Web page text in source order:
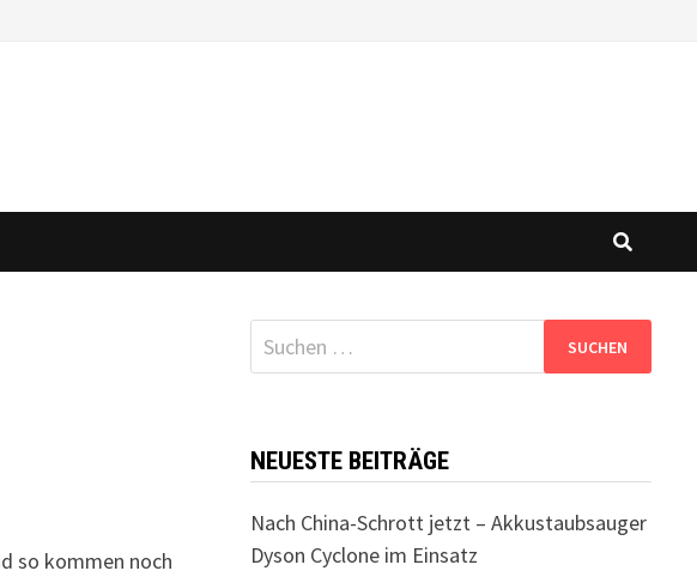
so kommen noch
Suchen
nach:
NEUESTE BEITRÄGE
Nach China-Schrott jetzt – Akkustaubsauger
Dyson Cyclone im Einsatz